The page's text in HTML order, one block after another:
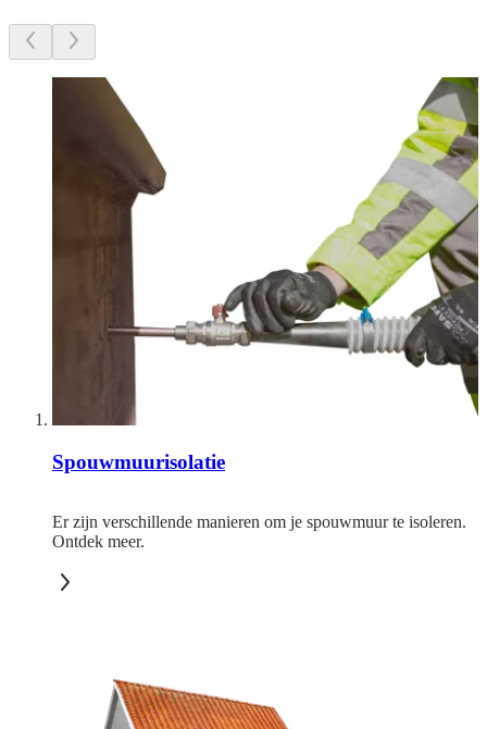
Spouwmuurisolatie
Er zijn verschillende manieren om je spouwmuur te isoleren.
Ontdek meer.